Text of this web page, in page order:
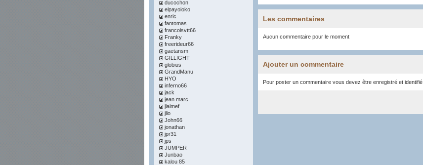
ducochon
elpayoloko
enric
fantomas
francoisvtt66
Franky
freerideur66
gaetansm
GILLIGHT
globius
GrandManu
HYO
inferno66
jack
jean marc
jiaimef
jlio
John66
jonathan
jpr31
jps
JUMPER
Junbao
kalou 85
Les commentaires
Aucun commentaire pour le moment
Ajouter un commentaire
Pour poster un commentaire vous devez être enregistré et identifié.